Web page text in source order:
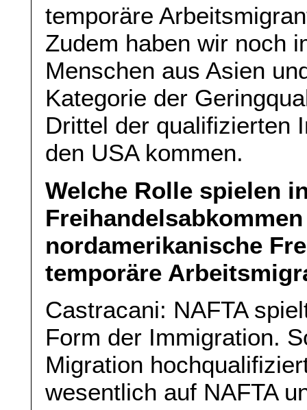
temporäre
Zudem haben wir noch
Menschen aus Asien
Kategorie der
Drittel der qualifizierten
den USA kommen.
Welche Rolle spielen
nordamerikanische
temporäre
Castracani: NAFTA
Form der Immigration.
Migration
wesentlich auf NAFTA